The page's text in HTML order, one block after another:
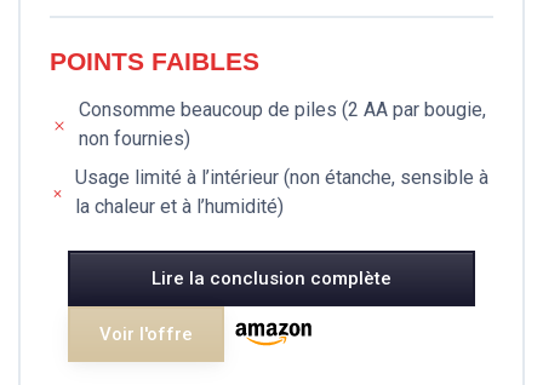
POINTS FAIBLES
Consomme beaucoup de piles (2 AA par bougie,
non fournies)
Usage limité à l’intérieur (non étanche, sensible à
la chaleur et à l’humidité)
Lire la conclusion complète
Voir l'offre